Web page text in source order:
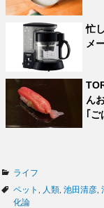
忙
メ
ん
｢
カ
テ
ゴ
ライフ
タ
グ
ペット 人類 池田清彦
化論